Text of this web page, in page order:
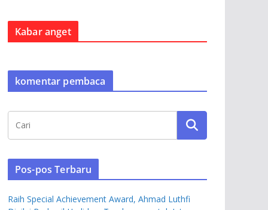
Kabar anget
komentar pembaca
Pos-pos Terbaru
Raih Special Achievement Award, Ahmad Luthfi